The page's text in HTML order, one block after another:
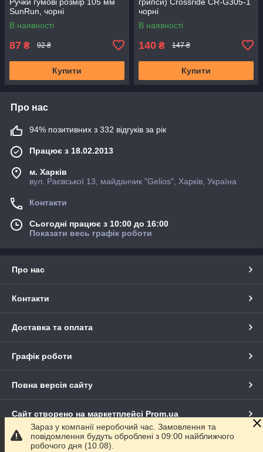
SunRun, чорні
В наявності
87 ₴ 92 ₴
Купити
чорні
В наявності
140 ₴ 147 ₴
Купити
Про нас
94% позитивних з 332 відгуків за рік
Працює з 18.02.2013
м. Харків
вул. Раєвської 13, майданчик "Gelios", Харків, Україна
Контакти
Сьогодні працює з 10:00 до 16:00
Показати весь графік роботи
Про нас
Контакти
Доставка та оплата
Графік роботи
Повна версія сайту
Сайт створено на маркетплейсі Prom.ua
Політика конфіденційності
Зараз у компанії неробочий час. Замовлення та
повідомлення будуть оброблені з 09:00 найближчого
робочого дня (10.08).